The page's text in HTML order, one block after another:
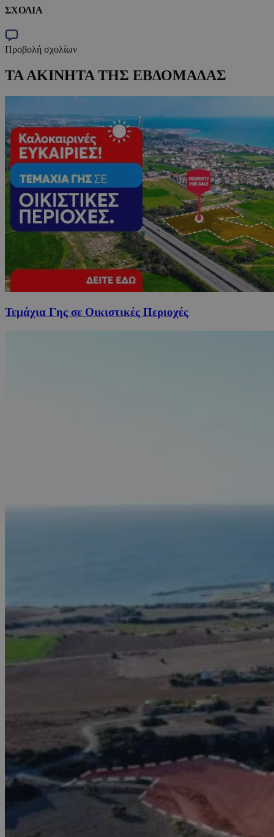
ΣΧΟΛΙΑ
Προβολή σχολίων
ΤΑ ΑΚΙΝΗΤΑ ΤΗΣ ΕΒΔΟΜΑΔΑΣ
Τεμάχια Γης σε Οικιστικές Περιοχές